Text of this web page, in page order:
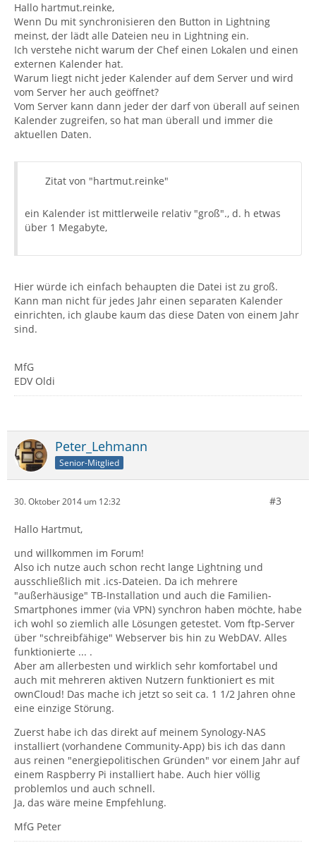
Hallo hartmut.reinke,
Wenn Du mit synchronisieren den Button in Lightning
meinst, der lädt alle Dateien neu in Lightning ein.
Ich verstehe nicht warum der Chef einen Lokalen und einen
externen Kalender hat.
Warum liegt nicht jeder Kalender auf dem Server und wird
vom Server her auch geöffnet?
Vom Server kann dann jeder der darf von überall auf seinen
Kalender zugreifen, so hat man überall und immer die
aktuellen Daten.
Zitat von "hartmut.reinke"
ein Kalender ist mittlerweile relativ "groß"., d. h etwas
über 1 Megabyte,
Hier würde ich einfach behaupten die Datei ist zu groß.
Kann man nicht für jedes Jahr einen separaten Kalender
einrichten, ich glaube kaum das diese Daten von einem Jahr
sind.
MfG
EDV Oldi
Peter_Lehmann
Senior-Mitglied
30. Oktober 2014 um 12:32 #3
Hallo Hartmut,
und willkommen im Forum!
Also ich nutze auch schon recht lange Lightning und
ausschließlich mit .ics-Dateien. Da ich mehrere
"außerhäusige" TB-Installation und auch die Familien-
Smartphones immer (via VPN) synchron haben möchte, habe
ich wohl so ziemlich alle Lösungen getestet. Vom ftp-Server
über "schreibfähige" Webserver bis hin zu WebDAV. Alles
funktionierte ... .
Aber am allerbesten und wirklich sehr komfortabel und
auch mit mehreren aktiven Nutzern funktioniert es mit
ownCloud! Das mache ich jetzt so seit ca. 1 1/2 Jahren ohne
eine einzige Störung.
Zuerst habe ich das direkt auf meinem Synology-NAS
installiert (vorhandene Community-App) bis ich das dann
aus reinen "energiepolitischen Gründen" vor einem Jahr auf
einem Raspberry Pi installiert habe. Auch hier völlig
problemlos und auch schnell.
Ja, das wäre meine Empfehlung.
MfG Peter